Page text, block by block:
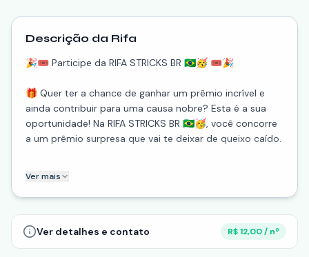
Descrição da Rifa
🎉🎟️ Participe da RIFA STRICKS BR 🇧🇷🥳 🎟️🎉
🎁 Quer ter a chance de ganhar um prêmio incrível e
ainda contribuir para uma causa nobre? Esta é a sua
oportunidade! Na RIFA STRICKS BR 🇧🇷🥳, você concorre
a um prêmio surpresa que vai te deixar de queixo caído.
Além disso, ao participar da rifa,
Ver mais
Ver detalhes e contato R$ 12,00 / nº